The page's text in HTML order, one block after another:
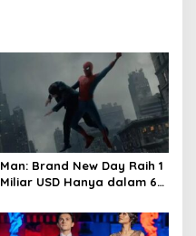
Man: Brand New Day Raih 1
Miliar USD Hanya dalam 6